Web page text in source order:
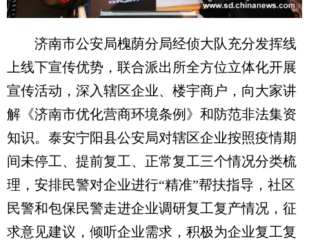
济南市公安局槐荫分局经侦大队充分发挥线
上线下宣传优势，联合派出所全方位立体化开展
宣传活动，深入辖区企业、楼宇商户，向大家讲
解《济南市优化营商环境条例》和防范非法集资
知识。泰安宁阳县公安局对辖区企业按照疫情期
间未停工、提前复工、正常复工三个情况分类梳
理，安排民警对企业进行“精准”帮扶指导，社区
民警和包保民警走进企业调研复工复产情况，征
求意见建议，倾听企业需求，积极为企业复工复